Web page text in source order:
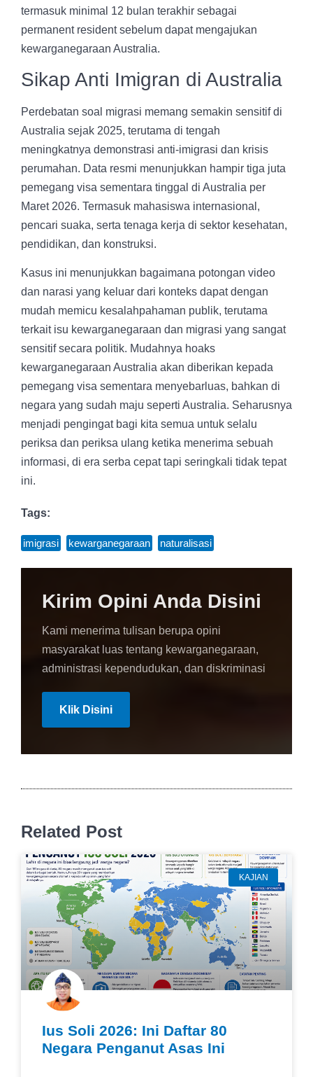
termasuk minimal 12 bulan terakhir sebagai
permanent resident sebelum dapat mengajukan
kewarganegaraan Australia.
Sikap Anti Imigran di Australia
Perdebatan soal migrasi memang semakin sensitif di
Australia sejak 2025, terutama di tengah
meningkatnya demonstrasi anti-imigrasi dan krisis
perumahan. Data resmi menunjukkan hampir tiga juta
pemegang visa sementara tinggal di Australia per
Maret 2026. Termasuk mahasiswa internasional,
pencari suaka, serta tenaga kerja di sektor kesehatan,
pendidikan, dan konstruksi.
Kasus ini menunjukkan bagaimana potongan video
dan narasi yang keluar dari konteks dapat dengan
mudah memicu kesalahpahaman publik, terutama
terkait isu kewarganegaraan dan migrasi yang sangat
sensitif secara politik. Mudahnya hoaks
kewarganegaraan Australia akan diberikan kepada
pemegang visa sementara menyebarluas, bahkan di
negara yang sudah maju seperti Australia. Seharusnya
menjadi pengingat bagi kita semua untuk selalu
periksa dan periksa ulang ketika menerima sebuah
informasi, di era serba cepat tapi seringkali tidak tepat
ini.
Tags:
imigrasi kewarganegaraan naturalisasi
Kirim Opini Anda Disini
Kami menerima tulisan berupa opini
masyarakat luas tentang kewarganegaraan,
administrasi kependudukan, dan diskriminasi
Klik Disini
Related Post
KAJIAN
Ius Soli 2026: Ini Daftar 80
Negara Penganut Asas Ini